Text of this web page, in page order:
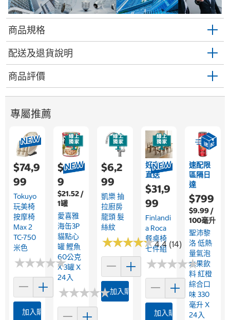
商品規格
配送及退貨說明
商品評價
專屬推薦
$74,9
99
Tokuyo
玩美椅
按摩椅
Max 2
TC-750
米色
★★★★★
★★★★★
加入購物車
$1,54
9
$21.52 /
1罐
愛喜雅
海缶3P
貓點心
罐 鰹魚
60公克
X 3罐 X
24入
★★★★★
★★★★★
$6,2
99
凱樂 抽
拉廚房
龍頭 髮
絲紋
★★★★★
★★★★★4.4 (14)
加入購物車
好市多
直送
$31,9
99
Finlandi
A Roca
餐桌椅
七件組
★★★★★
★★★★★
加入購物車
速配限
區隔日
達
$799
$9.99 /
100毫升
聖沛黎
洛 低熱
量氣泡
水果飲
料 紅橙
綜合口
味 330
毫升 X
24入